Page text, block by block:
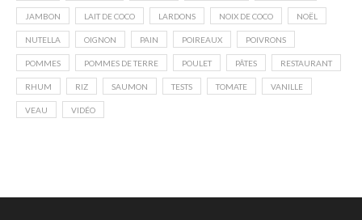
JAMBON LAIT DE COCO LARDONS NOIX DE COCO NOËL
NUTELLA OIGNON PAIN POIREAUX POIVRONS
POMMES POMMES DE TERRE POULET PÂTES RESTAURANT
RHUM RIZ SAUMON TESTS TOMATE VANILLE
VEAU VIDÉO